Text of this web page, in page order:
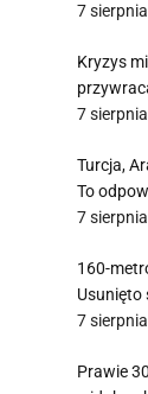
7
Kryzys
7
Turcja,
To
7
160-
Usunięto
7
Prawie